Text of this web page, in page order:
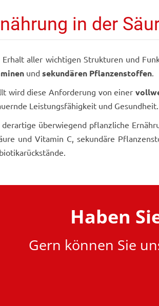
in der
Erhalt aller wichtigen Strukturen und
und sekundären Pflanzenstoffen.
wird diese Anforderung von einer
Leistungsfähigkeit und Gesundheit.
derartige überwiegend pflanzliche
und Vitamin C, sekundäre
Haben
Gern können Sie